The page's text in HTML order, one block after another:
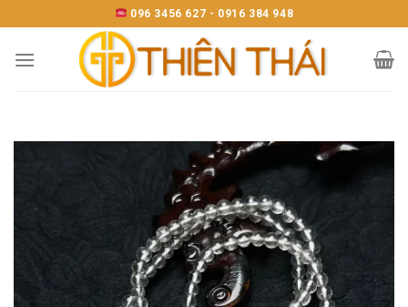
to
content
096 3456 627 - 0916 384 948